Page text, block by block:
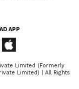
APP
Limited (Formerly
Limited) | All Rights